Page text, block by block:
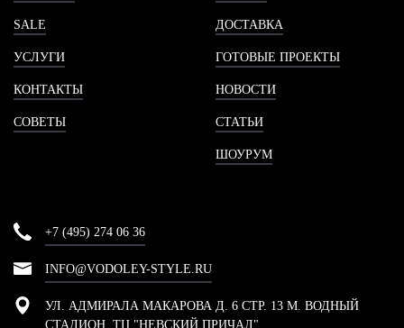
SALE
УСЛУГИ
КОНТАКТЫ
СОВЕТЫ
ДОСТАВКА
ГОТОВЫЕ ПРОЕКТЫ
НОВОСТИ
СТАТЬИ
ШОУРУМ
+7 (495) 274 06 36
INFO@VODOLEY-STYLE.RU
УЛ. АДМИРАЛА МАКАРОВА Д. 6 СТР. 13 М. ВОДНЫЙ
СТАДИОН, ТЦ "НЕВСКИЙ ПРИЧАЛ"